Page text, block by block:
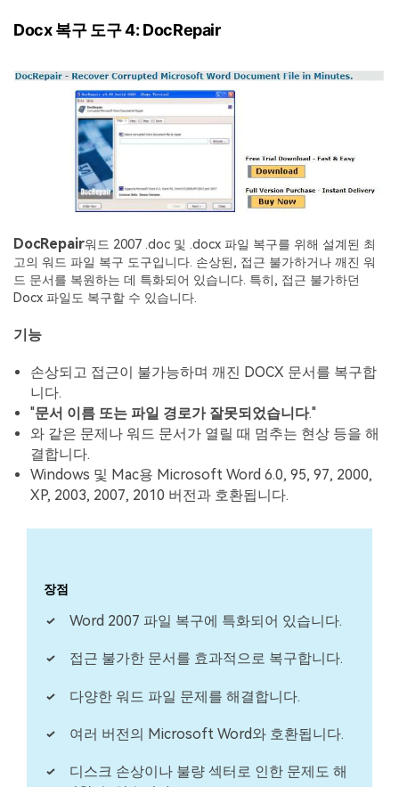
Docx 복구 도구 4: DocRepair
DocRepair워드 2007 .doc 및 .docx 파일 복구를 위해 설계된 최
고의 워드 파일 복구 도구입니다. 손상된, 접근 불가하거나 깨진 워
드 문서를 복원하는 데 특화되어 있습니다. 특히, 접근 불가하던
Docx 파일도 복구할 수 있습니다.
기능
손상되고 접근이 불가능하며 깨진 DOCX 문서를 복구합
니다.
"문서 이름 또는 파일 경로가 잘못되었습니다."
와 같은 문제나 워드 문서가 열릴 때 멈추는 현상 등을 해
결합니다.
Windows 및 Mac용 Microsoft Word 6.0, 95, 97, 2000,
XP, 2003, 2007, 2010 버전과 호환됩니다.
장점
Word 2007 파일 복구에 특화되어 있습니다.
접근 불가한 문서를 효과적으로 복구합니다.
다양한 워드 파일 문제를 해결합니다.
여러 버전의 Microsoft Word와 호환됩니다.
디스크 손상이나 불량 섹터로 인한 문제도 해